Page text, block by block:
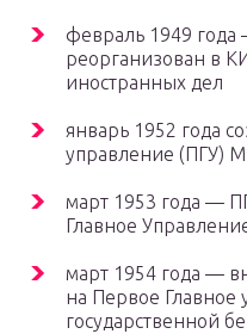
февраль 1949
реорганизован в
иностранных дел
январь 1952 года
управление (ПГУ)
март 1953 года —
Главное
март 1954 года —
на Первое Главное
государственной